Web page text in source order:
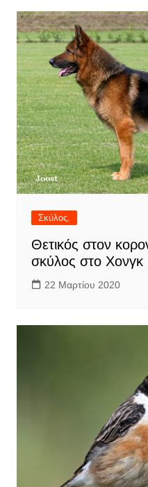
Σκύλος.
Θετικός στον
σκύλος στο Χονγκ
22 Μαρτίου 2020